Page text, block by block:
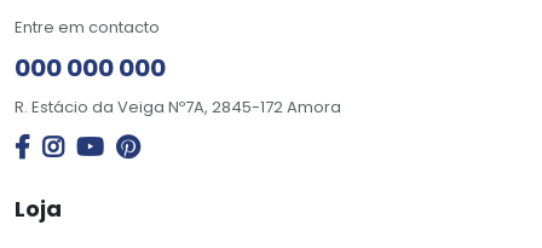
Entre em contacto
000 000 000
R. Estácio da Veiga Nº7A, 2845-172 Amora
Loja